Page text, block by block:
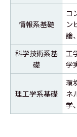
情報系基礎
コ
ン
論
科学技術系基
礎
工
学
理工学系基礎
環
ネ
学